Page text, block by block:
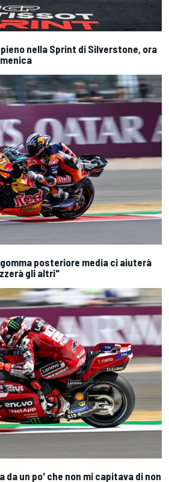
nella Sprint di Silverstone, ora
posteriore media ci aiuterà
gli altri"
da un po' che non mi capitava di non